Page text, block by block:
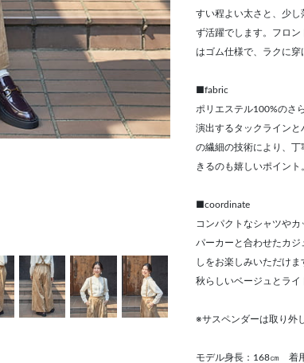
すい程よい太さと、少
ず活躍でします。フロン
はゴム仕様で、ラクに穿
■fabric
ポリエステル100%のさ
演出するタックライン
の繊細の技術により、
きるのも嬉しいポイント
■coordinate
コンパクトなシャツや
パーカーと合わせたカ
しをお楽しみいただけま
秋らしいベージュとライ
※サスペンダーは取り外
モデル身長：168㎝ 着